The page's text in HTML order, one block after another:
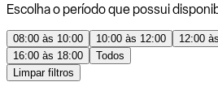
Escolha o período que possui
08:00 às 10:00 10:00 às 12:00 12:00
16:00 às 18:00
Todos
Limpar filtros